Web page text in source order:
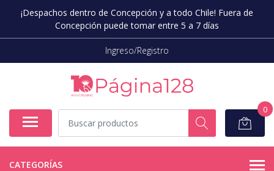
¡Despachos dentro de Concepción y a todo Chile! Fuera de
Concepción puede tomar entre 5 a 7 días
Ingreso/Registro
0
CATEGORÍAS